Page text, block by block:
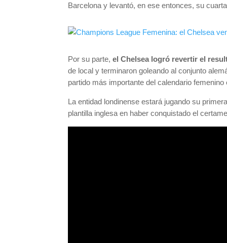
Barcelona y levantó, en ese entonces, su
Por su parte,el Chelsea logró revertir el
de local y terminaron goleando al conjunto
partido más importante del calendario femenino
La entidad londinense estará jugando su
plantilla inglesa en haber conquistado el